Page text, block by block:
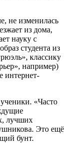
не изменилась
из дома,
науку с
студента из
классику
например)
интернет-
«Часто
лучших
Это ещё
бунт.